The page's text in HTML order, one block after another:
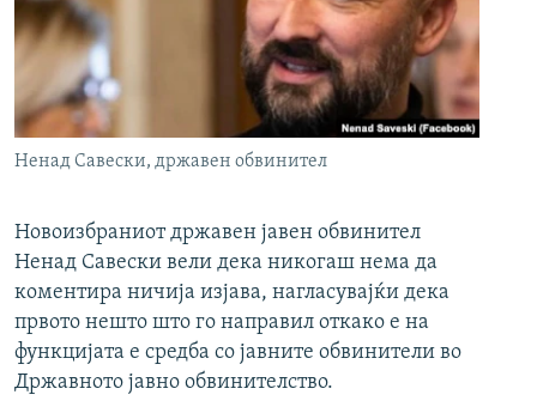
Ненад Савески, државен обвинител
Новоизбраниот државен јавен обвинител
Ненад Савески вели дека никогаш нема да
коментира ничија изјава, нагласувајќи дека
првото нешто што го направил откако е на
функцијата е средба со јавните обвинители во
Државното јавно обвинителство.